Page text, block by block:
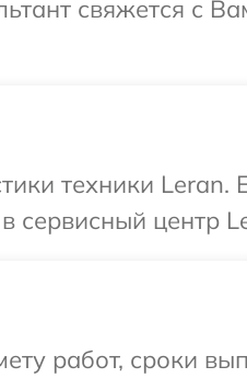
свяжется с
техники Leran.
сервисный центр
работ, сроки